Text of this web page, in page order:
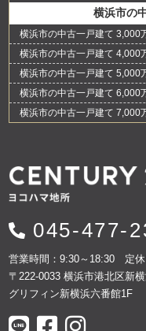
横浜市の
横浜市の中古一戸建て 3,000
横浜市の中古一戸建て 4,000
横浜市の中古一戸建て 5,000
横浜市の中古一戸建て 6,000
横浜市の中古一戸建て 7,000
045-477-
営業時間：9:30～18:30 定休
〒222-0033 横浜市港北区新
グリフィン新横浜六番館1F